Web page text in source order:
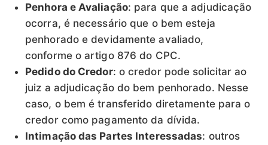
Penhora e Avaliação: para que a adjudicação
ocorra, é necessário que o bem esteja
penhorado e devidamente avaliado,
conforme o artigo 876 do CPC.
Pedido do Credor: o credor pode solicitar ao
juiz a adjudicação do bem penhorado. Nesse
caso, o bem é transferido diretamente para o
credor como pagamento da dívida.
Intimação das Partes Interessadas: outros